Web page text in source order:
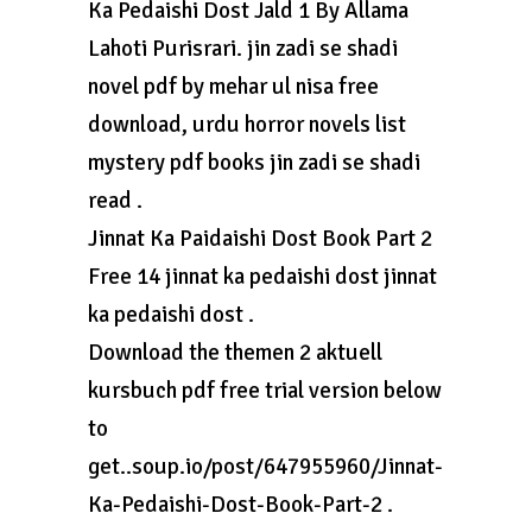
Ka Pedaishi Dost Jald 1 By Allama
Lahoti Purisrari. jin zadi se shadi
novel pdf by mehar ul nisa free
download, urdu horror novels list
mystery pdf books jin zadi se shadi
read .
Jinnat Ka Paidaishi Dost Book Part 2
Free 14 jinnat ka pedaishi dost jinnat
ka pedaishi dost .
Download the themen 2 aktuell
kursbuch pdf free trial version below
to
get..soup.io/post/647955960/Jinnat-
Ka-Pedaishi-Dost-Book-Part-2 .